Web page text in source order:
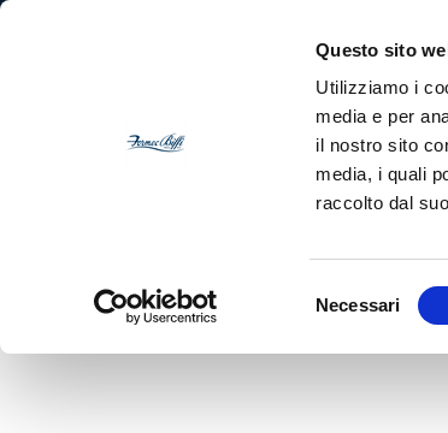
Questo sito
Utilizziamo i
media e per
il nostro sito
media, i quali
raccolto dal
Necessari